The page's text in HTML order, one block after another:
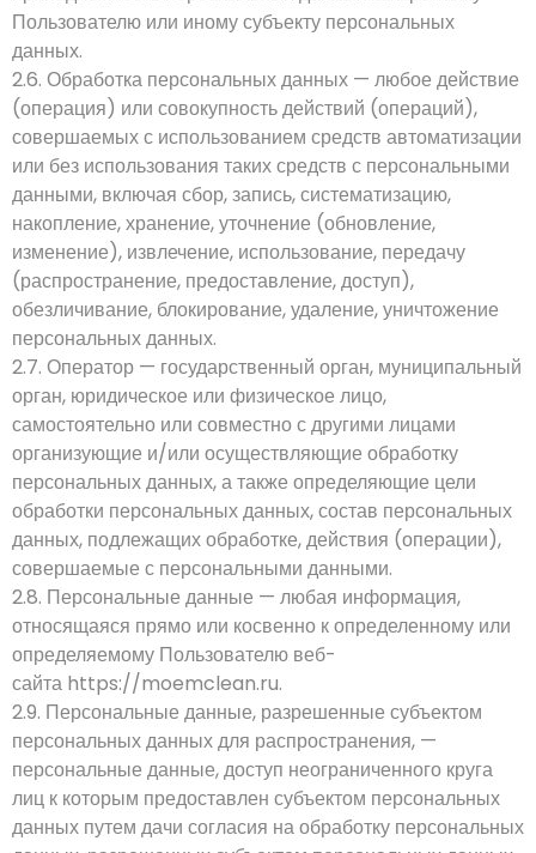
Пользователю или иному субъекту персональных
данных.
2.6. Обработка персональных данных — любое действие
(операция) или совокупность действий (операций),
совершаемых с использованием средств автоматизации
или без использования таких средств с персональными
данными, включая сбор, запись, систематизацию,
накопление, хранение, уточнение (обновление,
изменение), извлечение, использование, передачу
(распространение, предоставление, доступ),
обезличивание, блокирование, удаление, уничтожение
персональных данных.
2.7. Оператор — государственный орган, муниципальный
орган, юридическое или физическое лицо,
самостоятельно или совместно с другими лицами
организующие и/или осуществляющие обработку
персональных данных, а также определяющие цели
обработки персональных данных, состав персональных
данных, подлежащих обработке, действия (операции),
совершаемые с персональными данными.
2.8. Персональные данные — любая информация,
относящаяся прямо или косвенно к определенному или
определяемому Пользователю веб-
сайта https://moemclean.ru.
2.9. Персональные данные, разрешенные субъектом
персональных данных для распространения, —
персональные данные, доступ неограниченного круга
лиц к которым предоставлен субъектом персональных
данных путем дачи согласия на обработку персональных